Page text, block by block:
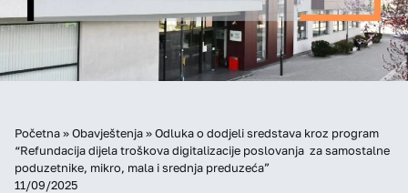
Početna»Obavještenja»Odluka o dodjeli sredstava kroz program
“Refundacija dijela troškova digitalizacije poslovanja za samostalne
poduzetnike, mikro, mala i srednja preduzeća”
11/09/2025